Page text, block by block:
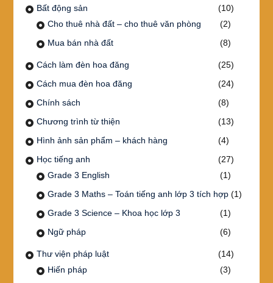
Bất động sản
(10)
Cho thuê nhà đất – cho thuê văn phòng
(2)
Mua bán nhà đất
(8)
Cách làm đèn hoa đăng
(25)
Cách mua đèn hoa đăng
(24)
Chính sách
(8)
Chương trình từ thiện
(13)
Hình ảnh sản phẩm – khách hàng
(4)
Học tiếng anh
(27)
Grade 3 English
(1)
Grade 3 Maths – Toán tiếng anh lớp 3 tích hợp(1)
Grade 3 Science – Khoa học lớp 3
(1)
Ngữ pháp
(6)
Thư viện pháp luật
(14)
Hiến pháp
(3)